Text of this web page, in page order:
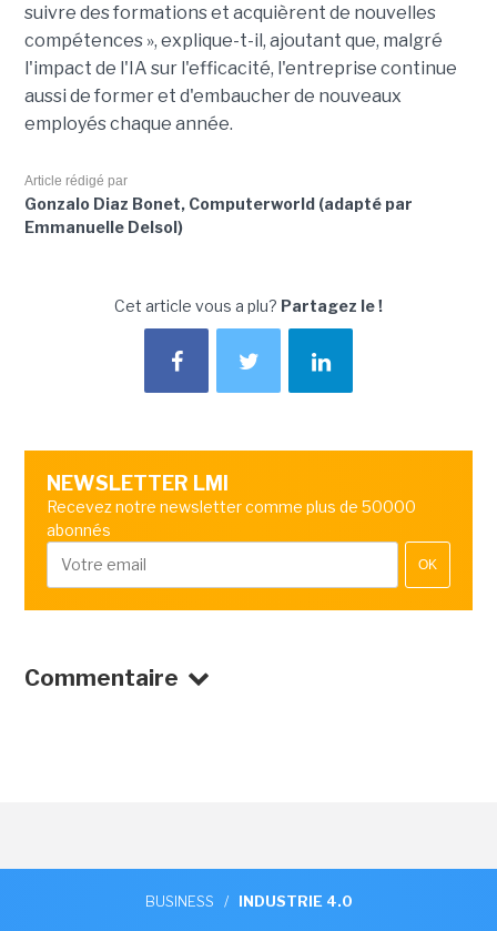
suivre des formations et acquièrent de nouvelles
compétences », explique-t-il, ajoutant que, malgré
l'impact de l'IA sur l'efficacité, l'entreprise continue
aussi de former et d'embaucher de nouveaux
employés chaque année.
Article rédigé par
Gonzalo Diaz Bonet, Computerworld (adapté par
Emmanuelle Delsol)
Cet article vous a plu? Partagez le !
NEWSLETTER LMI
Recevez notre newsletter comme plus de 50000
abonnés
OK
Commentaire
BUSINESS / INDUSTRIE 4.0